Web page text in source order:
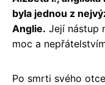
byla jednou z
Anglie. Její nástup
moc a
Po smrti svého